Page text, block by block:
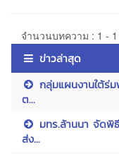
จำนวนบทความ : 1 -
ข่าวล่าสุด
กลุ่มแผนงานใต้ร่
ต...
มทร.ล้านนา จัดพิ
ส่ง...